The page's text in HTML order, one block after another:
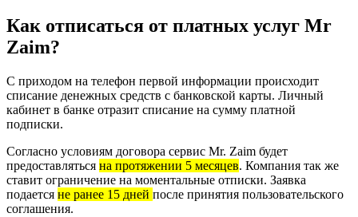
Как отписаться от платных услуг Mr
Zaim?
С приходом на телефон первой информации происходит
списание денежных средств с банковской карты. Личный
кабинет в банке отразит списание на сумму платной
подписки.
Согласно условиям договора сервис Mr. Zaim будет
предоставляться на протяжении 5 месяцев. Компания так же
ставит ограничение на моментальные отписки. Заявка
подается не ранее 15 дней после принятия пользовательского
соглашения.